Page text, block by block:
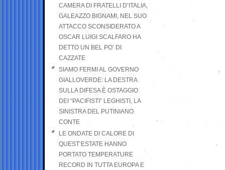
CAMERA DI FRATELLI D’ITALIA,
GALEAZZO BIGNAMI, NEL SUO
ATTACCO SCONSIDERATO A
OSCAR LUIGI SCALFARO HA
DETTO UN BEL PO’ DI
CAZZATE
SIAMO FERMI AL GOVERNO
GIALLOVERDE: LA DESTRA
SULLA DIFESA È OSTAGGIO
DEI “PACIFISTI” LEGHISTI, LA
SINISTRA DEL PUTINIANO
CONTE
LE ONDATE DI CALORE DI
QUEST’ESTATE HANNO
PORTATO TEMPERATURE
RECORD IN TUTTA EUROPA E